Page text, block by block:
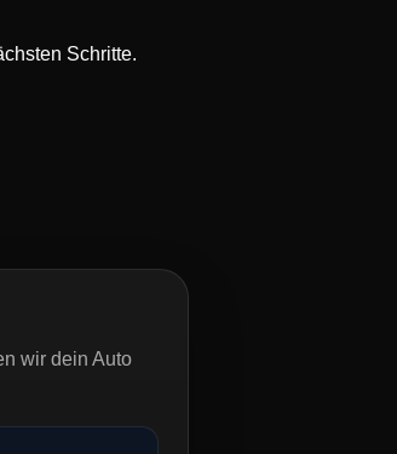
Schritte.
wir dein Auto